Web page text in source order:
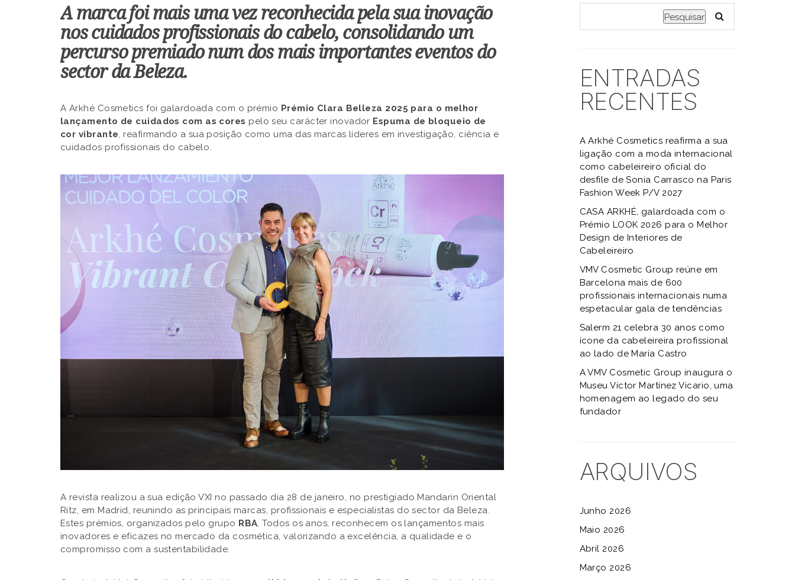
A marca foi mais uma vez reconhecida pela sua inovação
nos cuidados profissionais do cabelo, consolidando um
percurso premiado num dos mais importantes eventos do
sector da Beleza.
A Arkhé Cosmetics foi galardoada com o prémio Prémio Clara Belleza 2025 para o melhor
lançamento de cuidados com as cores pelo seu carácter inovador Espuma de bloqueio de
cor vibrante, reafirmando a sua posição como uma das marcas líderes em investigação, ciência e
cuidados profissionais do cabelo.
A revista realizou a sua edição VXI no passado dia 28 de janeiro, no prestigiado Mandarin Oriental
Ritz, em Madrid, reunindo as principais marcas, profissionais e especialistas do sector da Beleza.
Estes prémios, organizados pelo grupo RBA , Todos os anos, reconhecem os lançamentos mais
inovadores e eficazes no mercado da cosmética, valorizando a excelência, a qualidade e o
compromisso com a sustentabilidade.
Pesquisar
ENTRADAS
RECENTES
A Arkhé Cosmetics reafirma a sua
ligação com a moda internacional
como cabeleireiro oficial do
desfile de Sonia Carrasco na Paris
Fashion Week P/V 2027
CASA ARKHÉ, galardoada com o
Prémio LOOK 2026 para o Melhor
Design de Interiores de
Cabeleireiro
VMV Cosmetic Group reúne em
Barcelona mais de 600
profissionais internacionais numa
espetacular gala de tendências
Salerm 21 celebra 30 anos como
ícone da cabeleireira profissional
ao lado de María Castro
A VMV Cosmetic Group inaugura o
Museu Víctor Martínez Vicario, uma
homenagem ao legado do seu
fundador
ARQUIVOS
Junho 2026
Maio 2026
Abril 2026
Março 2026